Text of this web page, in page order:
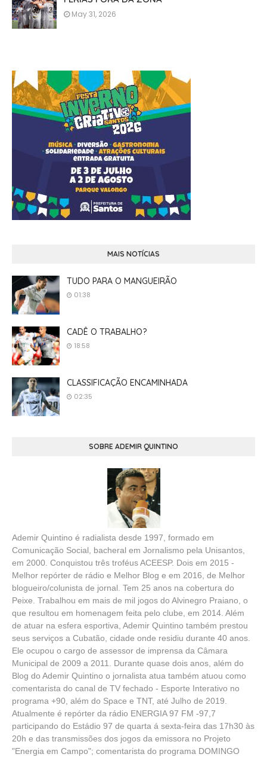
May 31, 2026
MAIS NOTÍCIAS
TUDO PARA O MANGUEIRÃO
01:38
CADÊ O TRABALHO?
18:58
CLASSIFICAÇÃO ENCAMINHADA
02:35
SOBRE ADEMIR QUINTINO
Ademir Quintino é radialista desde 1997, formado em
Comunicação Social, bacheral em Jornalismo pela Unisantos,
em 2000. Conquistou três troféus ACEESP. Dois em 2015 -
Melhor repórter de rádio e Melhor Blog e em 2016, de Melhor
blogueiro/colunista de jornal. Tem 25 anos na cobertura do
Peixe. Trabalhou em mais de mil jogos do Alvinegro Praiano, o
que resultou em homenagem feita pelo clube, em 2014. Além
de atuar na esfera esportiva, Ademir Quintino também prestou
seus serviços a Cubatão, cidade onde residiu durante 40 anos.
Ele ocupou o cargo de assessor de imprensa da Câmara
Municipal de 2009 a 2011. Durante quase dois anos, além do
Blog do Ademir Quintino o jornalista atua também atuou como
comentarista do canal de TV fechado - Esporte Interativo no
programa +90, além do Space e TNT, até Julho de 2019.
Atualmente é repórter da rádio ENERGIA 97 FM -97,7
participando do Estádio 97 de quarta á sexta-feira das 17h30 às
20h e das transmissões dos jogos da emissora no Projeto
"Energia em Campo"; comentarista do programa DOMINGO